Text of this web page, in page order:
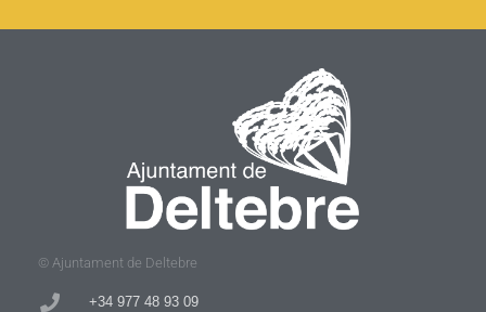
© Ajuntament de Deltebre
+34 977 48 93 09​